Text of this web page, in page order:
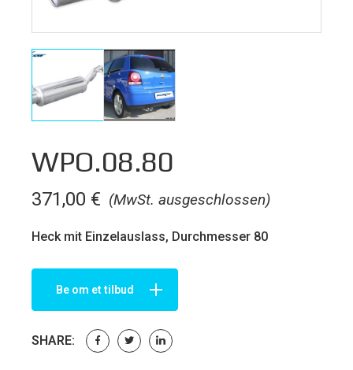
WPO.08.80
(MwSt. ausgeschlossen)
371,00 €
Heck mit Einzelauslass, Durchmesser 80
Be om et tilbud
SHARE: